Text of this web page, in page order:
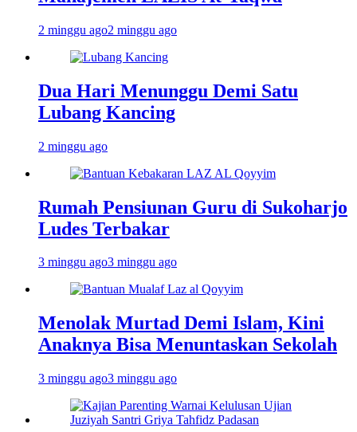
2 minggu ago2 minggu ago
Dua Hari Menunggu Demi Satu
Lubang Kancing
2 minggu ago
Rumah Pensiunan Guru di Sukoharjo
Ludes Terbakar
3 minggu ago3 minggu ago
Menolak Murtad Demi Islam, Kini
Anaknya Bisa Menuntaskan Sekolah
3 minggu ago3 minggu ago